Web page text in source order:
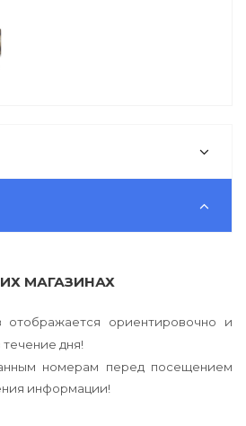
МАГАЗИНАХ
отображается ориентировочно и
дня!
номерам перед посещением
информации!